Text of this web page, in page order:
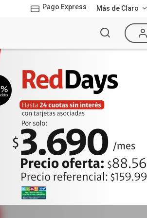
Pago Express Más de Claro